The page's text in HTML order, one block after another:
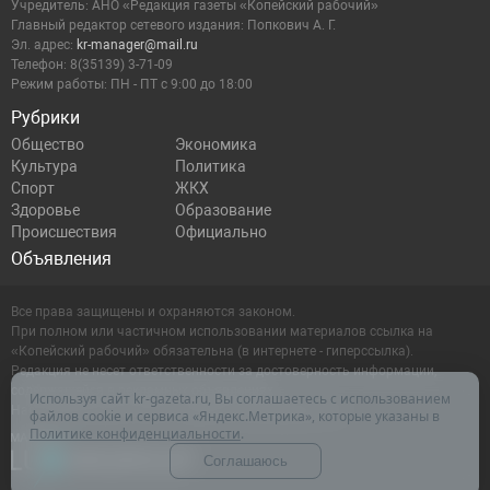
Рубрики
Общество
Экономика
Культура
Политика
Спорт
ЖКХ
Здоровье
Образование
Происшествия
Официально
Объявления
Учредитель: АНО «Редакция газеты «Копейский рабочий»
Главный редактор сетевого издания: Попкович А. Г.
Эл. адрес: kr-manager@mail.ru
Телефон: 8(35139) 3-71-09
Режим работы: ПН - ПТ с 9:00 до 18:00
Все права защищены и охраняются законом.
При полном или частичном использовании материалов ссылка на
«Копейский рабочий» обязательна (в интернете - гиперссылка).
Редакция не несет ответственности за достоверность информации,
содержащейся в рекламных объявлениях.
Настоящий ресурс может содержать материалы 16+
Используя сайт kr-gazeta.ru, Вы соглашаетесь с использованием
файлов cookie и сервиса «Яндекс.Метрика», которые указаны в
Политике конфиденциальности.
Соглашаюсь